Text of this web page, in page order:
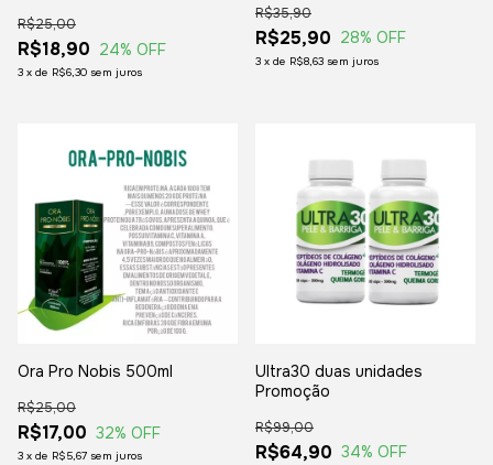
R$18,90
R$25,00
24% OFF
3 x de R$6,30 sem juros
R$25,90
R$35,90
28% OFF
3 x de R$8,63 sem juros
Ora Pro Nobis 500ml
R$17,00
R$25,00
32% OFF
3 x de R$5,67 sem juros
Ultra30 duas unidades
Promoção
R$64,90
R$99,00
34% OFF